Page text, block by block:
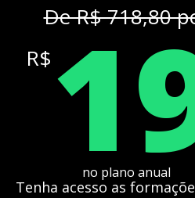
De R$ 718,80
R$
no plano anual
Tenha acesso as